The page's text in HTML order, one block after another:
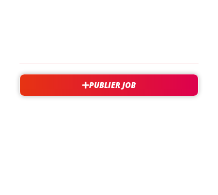
PUBLIER JOB